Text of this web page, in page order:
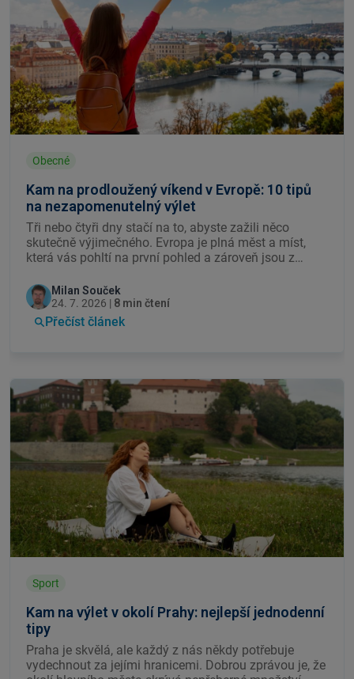
Obecné
Kam na prodloužený víkend v Evropě: 10 tipů
na nezapomenutelný výlet
Tři nebo čtyři dny stačí na to, abyste zažili něco
skutečně výjimečného. Evropa je plná měst a míst,
která vás pohltí na první pohled a zároveň jsou z
pár hodin. Připravili jsme pro vás několik tipů na
prodloužený víkend v Evropě.
Milan Souček
24. 7. 2026 | 8 min čtení
Přečíst článek
Sport
Kam na výlet v okolí Prahy: nejlepší jednodenní
tipy
Praha je skvělá, ale každý z nás někdy potřebuje
vydechnout za jejími hranicemi. Dobrou zprávou je, že